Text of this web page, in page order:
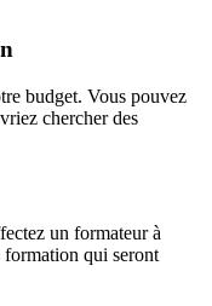
budget. Vous pouvez
chercher des
un formateur à
formation qui seront